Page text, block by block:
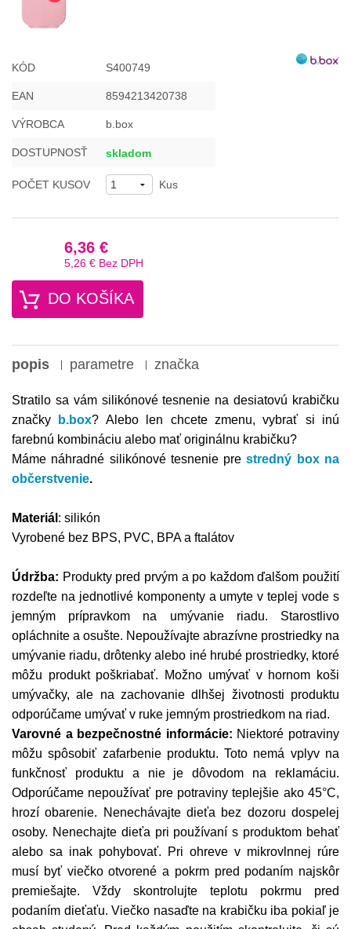
KÓD S400749
EAN 8594213420738
VÝROBCA b.box
DOSTUPNOSŤ skladom
POČET KUSOV Kus
6,36 €
5,26 € Bez DPH
DO KOŠÍKA
popis parametre značka
Stratilo sa vám silikónové tesnenie na desiatovú krabičku
značky
b.box? Alebo len chcete zmenu, vybrať si inú
farebnú kombináciu alebo mať originálnu krabičku?
Máme náhradné silikónové tesnenie prestredný box na
občerstvenie.
Materiál : silikón
Vyrobené bez BPS, PVC, BPA a ftalátov
Údržba: Produkty pred prvým a po každom ďalšom použití
rozdeľte na jednotlivé komponenty a umyte v teplej vode s
jemným prípravkom na umývanie riadu. Starostlivo
opláchnite a osušte. Nepoužívajte abrazívne prostriedky na
umývanie riadu, drôtenky alebo iné hrubé prostriedky, ktoré
môžu produkt poškriabať. Možno umývať v hornom koši
umývačky, ale na zachovanie dlhšej životnosti produktu
odporúčame umývať v ruke jemným prostriedkom na riad.
Varovné a bezpečnostné informácie: Niektoré potraviny
môžu spôsobiť zafarbenie produktu. Toto nemá vplyv na
funkčnosť produktu a nie je dôvodom na reklamáciu.
Odporúčame nepoužívať pre potraviny teplejšie ako 45°C,
hrozí obarenie. Nenechávajte dieťa bez dozoru dospelej
osoby. Nenechajte dieťa pri používaní s produktom behať
alebo sa inak pohybovať. Pri ohreve v mikrovlnnej rúre
musí byť viečko otvorené a pokrm pred podaním najskôr
premiešajte. Vždy skontrolujte teplotu pokrmu pred
podaním dieťaťu. Viečko nasaďte na krabičku iba pokiaľ je